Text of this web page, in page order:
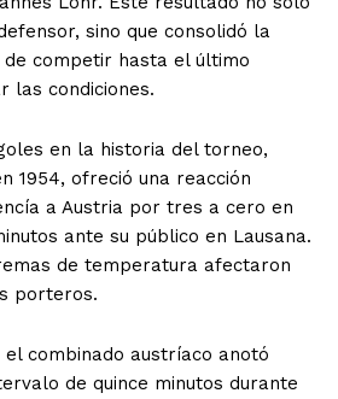
sino que consolidó la
competir hasta el último
las condiciones.
en la historia del torneo,
1954, ofreció una reacción
a Austria por tres a cero en
ante su público en Lausana.
de temperatura afectaron
porteros.
combinado austríaco anotó
de quince minutos durante